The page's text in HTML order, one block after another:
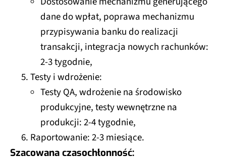
dane do wpłat, poprawa mechanizmu
przypisywania banku do realizacji
transakcji, integracja nowych rachunków:
2-3 tygodnie,
Testy i wdrożenie:
Testy QA, wdrożenie na środowisko
produkcyjne, testy wewnętrzne na
produkcji: 2-4 tygodnie,
Raportowanie: 2-3 miesiące.
Szacowana czasochłonność: